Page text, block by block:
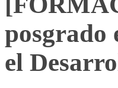
posgrado
el